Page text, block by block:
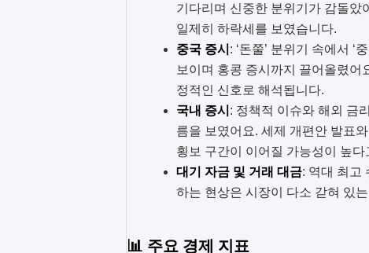
기다리며 신중한 분위기가 감돌았
일제히 하락세를 보였습니다.
중국 증시 : ‘돈쭐’ 분위기 속에서 ‘
보이며 홍콩 증시까지 끌어올렸어
정적인 신호로 해석됩니다.
국내 증시 : 정책적 이슈와 해외 금
름을 보였어요. 세제 개편안 발표
횡보 구간이 이어질 가능성이 높다
대기 자금 및 거래 대금: 역대 최고
하는 현상은 시장이 다소 갇혀 있
📊 주요 경제 지표